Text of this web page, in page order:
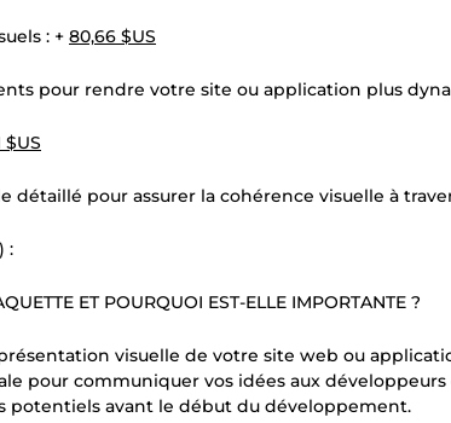
: + 80,66 $US
pour rendre votre site ou application plus
$US
détaillé pour assurer la cohérence visuelle à
:
ET POURQUOI EST-ELLE IMPORTANTE ?
visuelle de votre site web ou
pour communiquer vos idées aux
potentiels avant le début du développement.